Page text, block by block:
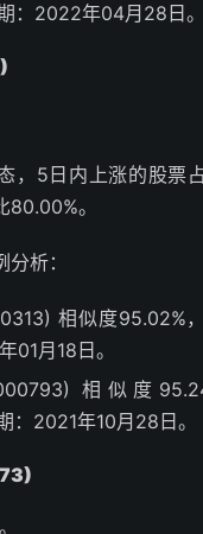
：2022年04月28日。
，5日内上涨的股票
。
析：
相似度95.02%
01月18日。
相似度
：2021年10月28日。